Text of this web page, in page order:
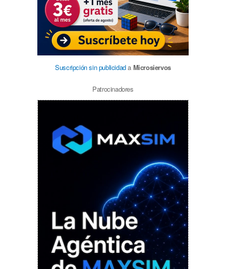
Suscripción sin publicidada Microsiervos
Patrocinadores